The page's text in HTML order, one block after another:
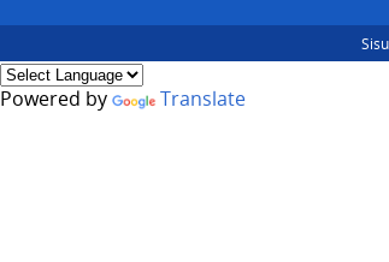
Sisu
Powered by Translate